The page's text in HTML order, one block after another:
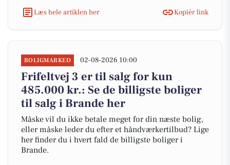
Læs hele artiklen her
Kopiér link
BOLIGMARKED 02-08-2026 10:00
Frifeltvej 3 er til salg for kun
485.000 kr.: Se de billigste boliger
til salg i Brande her
Måske vil du ikke betale meget for din næste bolig,
eller måske leder du efter et håndværkertilbud? Lige
her finder du i hvert fald de billigste boliger i
Brande.